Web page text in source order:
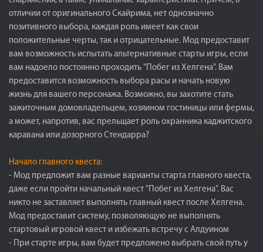
отличии от оригинального Скайрима, нет однозначно
позитивного выбора, каждая роль имеет как свои
положительные черты, так и отрицательные. Мод предоставит
вам возможность испытать альтернативные старты игры, если
вам надоело постоянно проходить "Побег из Хелгена". Вам
предоставится возможность выбора расы и начать новую
жизнь для вашего персонажа. Возможно, вы захотите стать
зажиточным домовладельцем, хозяином гостиницы или фермы,
а может, напротив, вас прельщает роль охранника каджитского
каравана или дозорного Стендарра?
Начало главного квеста:
- Мод предложит вам разные варианты старта главного квеста,
даже если пройти начальный квест "Побег из Хелгена". Вас
никто не заставляет выполнять главный квест после Хелгена.
Мод предоставит систему, позволяющую не выполнять
стартовый игровой квест и избежать встречу с Алдуином
- При старте игры, вам будет предложено выбрать свой путь у